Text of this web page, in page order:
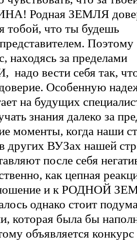
Родная ЗЕМЛЯ
тобой, что ты будешь
Поэтому
находясь за пределами
вести себя так,
доверие. Особенную
на будущих
знания далеко за
моменты, когда наши
других ВУЗах нашей
после себя
как цепная
и к РОДНОЙ
однако стоит
которая была бы
объявляется